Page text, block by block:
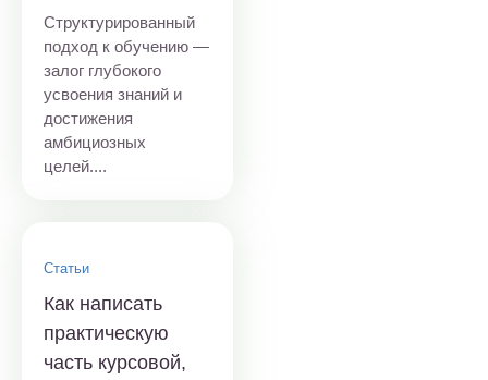
Структурированный
подход к обучению —
залог глубокого
усвоения знаний и
достижения
амбициозных
целей....
Статьи
Как написать
практическую
часть курсовой,